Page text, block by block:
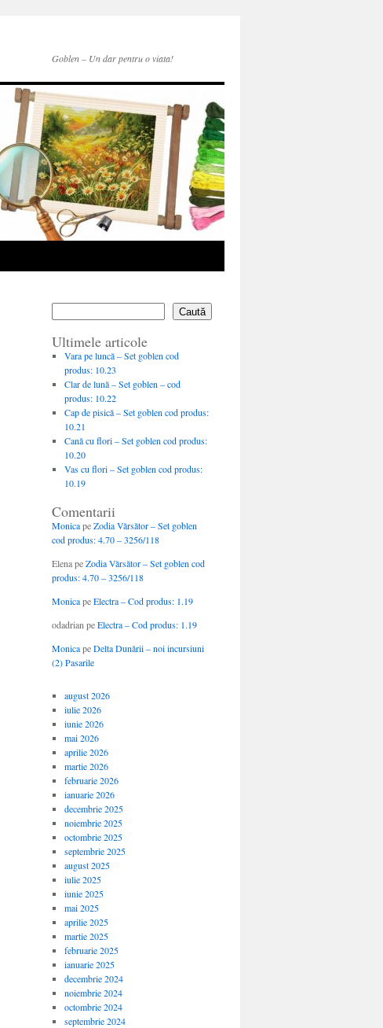
Goblen – Un dar pentru o viata!
Caută
Ultimele articole
Vara pe luncă – Set goblen cod
produs: 10.23
Clar de lună – Set goblen – cod
produs: 10.22
Cap de pisică – Set goblen cod produs:
10.21
Cană cu flori – Set goblen cod produs:
10.20
Vas cu flori – Set goblen cod produs:
10.19
Comentarii
MonicapeZodia Vărsător – Set goblen
cod produs: 4.70 – 3256/118
ElenapeZodia Vărsător – Set goblen cod
produs: 4.70 – 3256/118
MonicapeElectra – Cod produs: 1.19
odadrian peElectra – Cod produs: 1.19
MonicapeDelta Dunării – noi incursiuni
(2) Pasarile
august 2026
iulie 2026
iunie 2026
mai 2026
aprilie 2026
martie 2026
februarie 2026
ianuarie 2026
decembrie 2025
noiembrie 2025
octombrie 2025
septembrie 2025
august 2025
iulie 2025
iunie 2025
mai 2025
aprilie 2025
martie 2025
februarie 2025
ianuarie 2025
decembrie 2024
noiembrie 2024
octombrie 2024
septembrie 2024